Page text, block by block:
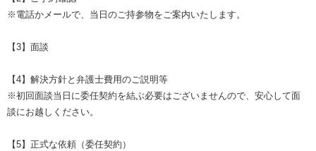
※電話かメールで、当日のご持参物をご案内いたします。
【3】面談
【4】解決方針と弁護士費用のご説明等
※初回面談当日に委任契約を結ぶ必要はございませんので、安心して面
談にお越しください。
【5】正式な依頼（委任契約）